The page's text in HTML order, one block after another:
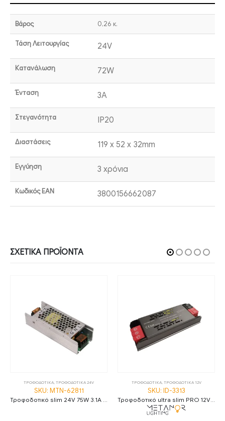
Βάρος 0,26 κ.
Τάση Λειτουργίας 24V
Κατανάλωση 72W
Ένταση 3A
Στεγανότητα IP20
Διαστάσεις 119 x 52 x 32mm
Εγγύηση 3 χρόνια
Κωδικός EAN 3800156662087
ΣΧΕΤΙΚΆ ΠΡΟΪΌΝΤΑ
ΤΡΟΦΟΔΟΤΙΚΑ ΤΡΟΦΟΔΟΤΙΚΑ 24V
SKU: MTN-62811
ΤΡΟΦΟΔΟΤΙΚΑ, ΤΡΟΦΟΔΟΤΙΚΑ 12V
SKU: ID-3313